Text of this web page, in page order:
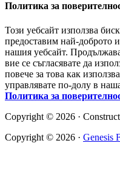
Политика за
Този уебсайт използва
предоставим най-доброто
нашия уебсайт.
вие се съгласявате да
повече за това как
управлявате по-долу в
Политика за
Copyright © 2026 ·
Copyright © 2026 · Genesis